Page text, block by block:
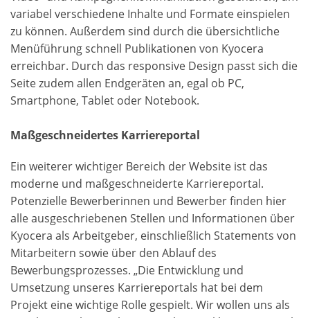
variabel verschiedene Inhalte und Formate einspielen
zu können. Außerdem sind durch die übersichtliche
Menüführung schnell Publikationen von Kyocera
erreichbar. Durch das responsive Design passt sich die
Seite zudem allen Endgeräten an, egal ob PC,
Smartphone, Tablet oder Notebook.
Maßgeschneidertes Karriereportal
Ein weiterer wichtiger Bereich der Website ist das
moderne und maßgeschneiderte Karriereportal.
Potenzielle Bewerberinnen und Bewerber finden hier
alle ausgeschriebenen Stellen und Informationen über
Kyocera als Arbeitgeber, einschließlich Statements von
Mitarbeitern sowie über den Ablauf des
Bewerbungsprozesses. „Die Entwicklung und
Umsetzung unseres Karriereportals hat bei dem
Projekt eine wichtige Rolle gespielt. Wir wollen uns als